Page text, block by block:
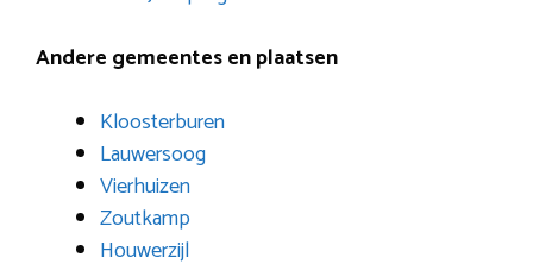
Andere gemeentes en plaatsen
Kloosterburen
Lauwersoog
Vierhuizen
Zoutkamp
Houwerzijl